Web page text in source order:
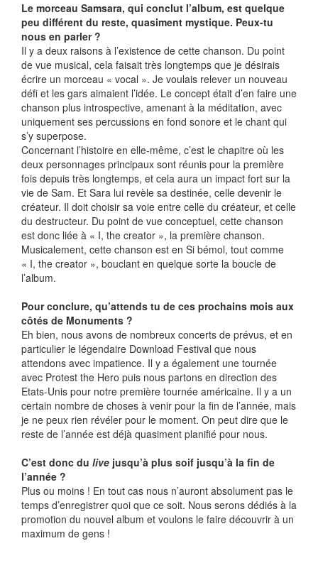
Le morceau Samsara, qui conclut l’album, est quelque
peu différent du reste, quasiment mystique. Peux-tu
nous en parler ?
Il y a deux raisons à l’existence de cette chanson. Du point
de vue musical, cela faisait très longtemps que je désirais
écrire un morceau « vocal ». Je voulais relever un nouveau
défi et les gars aimaient l’idée. Le concept était d’en faire une
chanson plus introspective, amenant à la méditation, avec
uniquement ses percussions en fond sonore et le chant qui
s’y superpose.
Concernant l’histoire en elle-même, c’est le chapitre où les
deux personnages principaux sont réunis pour la première
fois depuis très longtemps, et cela aura un impact fort sur la
vie de Sam. Et Sara lui revèle sa destinée, celle devenir le
créateur. Il doit choisir sa voie entre celle du créateur, et celle
du destructeur. Du point de vue conceptuel, cette chanson
est donc liée à « I, the creator », la première chanson.
Musicalement, cette chanson est en Si bémol, tout comme
« I, the creator », bouclant en quelque sorte la boucle de
l’album.
Pour conclure, qu’attends tu de ces prochains mois aux
côtés de Monuments ?
Eh bien, nous avons de nombreux concerts de prévus, et en
particulier le légendaire Download Festival que nous
attendons avec impatience. Il y a également une tournée
avec Protest the Hero puis nous partons en direction des
Etats-Unis pour notre première tournée américaine. Il y a un
certain nombre de choses à venir pour la fin de l’année, mais
je ne peux rien révéler pour le moment. On peut dire que le
reste de l’année est déjà quasiment planifié pour nous.
C’est donc du live jusqu’à plus soif jusqu’à la fin de
l’année ?
Plus ou moins ! En tout cas nous n’auront absolument pas le
temps d’enregistrer quoi que ce soit. Nous serons dédiés à la
promotion du nouvel album et voulons le faire découvrir à un
maximum de gens !